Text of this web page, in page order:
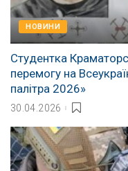
НОВИНИ
Студентка
перемогу на
палітра 2026»
30.04.2026